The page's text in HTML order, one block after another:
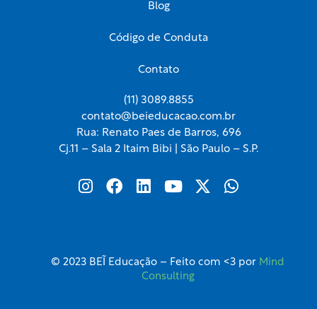
Blog
Código de Conduta
Contato
(11) 3089.8855
contato@beieducacao.com.br
Rua: Renato Paes de Barros, 696
Cj.11 – Sala 2 Itaim Bibi | São Paulo – S.P.
I
n
g
F
a
o
L
i
d
i
Y
o
b
e
X
-
t
W
h
a
© 2023 BEĨ Educação – Feito com <3 por Mind
Consulting